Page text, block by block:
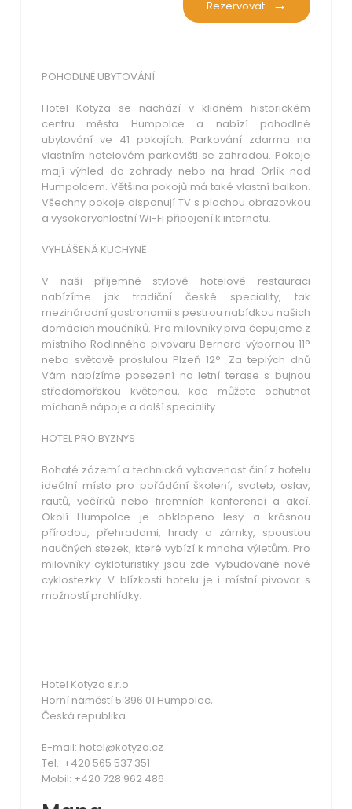
Rezervovat
POHODLNÉ UBYTOVÁNÍ
Hotel Kotyza se nachází v klidném historickém
centru města Humpolce a nabízí pohodlné
ubytování ve 41 pokojích. Parkování zdarma na
vlastním hotelovém parkovišti se zahradou. Pokoje
mají výhled do zahrady nebo na hrad Orlík nad
Humpolcem. Většina pokojů má také vlastní balkon.
Všechny pokoje disponují TV s plochou obrazovkou
a vysokorychlostní Wi-Fi připojení k internetu.
VYHLÁŠENÁ KUCHYNĚ
V naší příjemné stylové hotelové restauraci
nabízíme jak tradiční české speciality, tak
mezinárodní gastronomii s pestrou nabídkou našich
domácích moučníků. Pro milovníky piva čepujeme z
místního Rodinného pivovaru Bernard výbornou 11°
nebo světově proslulou Plzeň 12°. Za teplých dnů
Vám nabízíme posezení na letní terase s bujnou
středomořskou květenou, kde můžete ochutnat
míchané nápoje a další speciality.
HOTEL PRO BYZNYS
Bohaté zázemí a technická vybavenost činí z hotelu
ideální místo pro pořádání školení, svateb, oslav,
rautů, večírků nebo firemních konferencí a akcí.
Okolí Humpolce je obklopeno lesy a krásnou
přírodou, přehradami, hrady a zámky, spoustou
naučných stezek, které vybízí k mnoha výletům. Pro
milovníky cykloturistiky jsou zde vybudované nové
cyklostezky. V blízkosti hotelu je i místní pivovar s
možností prohlídky.
Hotel Kotyza s.r.o.
Horní náměstí 5 396 01 Humpolec,
Česká republika
E-mail: hotel@kotyza.cz
Tel.: +420 565 537 351
Mobil: +420 728 962 486